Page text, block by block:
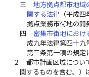
三
地方拠点都市地域
関する法律 （平成
拠点業務市街地の開
四
密集市街地におけ
成九年法律第四十九
第三条第一項の規定
２
都市計画区域につい
関するものを含む。）